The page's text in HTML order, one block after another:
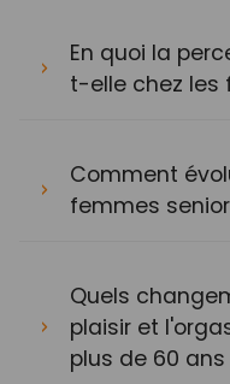
En quoi la
t-elle chez les
Comment
femmes
Quels
plaisir et
plus de 60 ans